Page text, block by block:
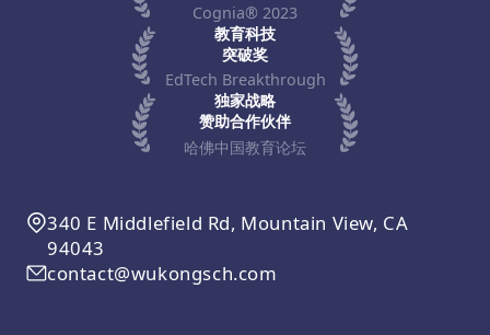
Cognia® 2023
教育科技
突破奖
EdTech Breakthrough
独家战略
赞助合作伙伴
哈佛中国教育论坛
340 E Middlefield Rd, Mountain View, CA
94043
contact@wukongsch.com